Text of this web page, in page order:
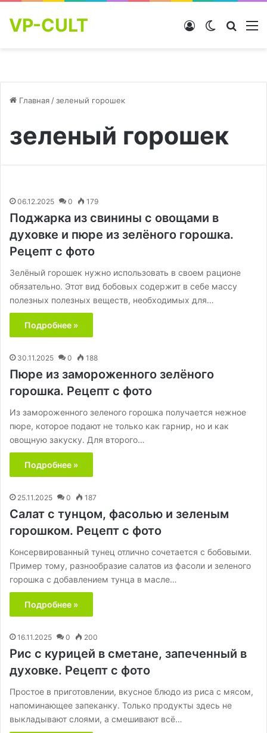
VP-CULT Switch skin
Войти
Главная /зеленый горошек
зеленый горошек
06.12.2025 0 179
Поджарка из свинины с овощами в
духовке и пюре из зелёного горошка.
Рецепт с фото
Зелёный горошек нужно использовать в своем рационе
обязательно. Этот вид бобовых содержит в себе массу
полезных полезных веществ, необходимых для…
Подробнее »
30.11.2025 0 188
Пюре из замороженного зелёного
горошка. Рецепт с фото
Из замороженного зеленого горошка получается нежное
пюре, которое подают не только как гарнир, но и как
овощную закуску. Для второго…
Подробнее »
25.11.2025 0 187
Салат с тунцом, фасолью и зеленым
горошком. Рецепт с фото
Консервированный тунец отлично сочетается с бобовыми.
Пример тому, разнообразие салатов из фасоли и зеленого
горошка с добавлением тунца в масле…
Подробнее »
16.11.2025 0 200
Рис с курицей в сметане, запеченный в
духовке. Рецепт с фото
Простое в приготовлении, вкусное блюдо из риса с мясом,
напоминающее запеканку. Только продукты здесь не
выкладывают слоями, а смешивают всё…